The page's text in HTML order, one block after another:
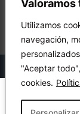
Utilizamos
navegación,
"Aceptar
cookies.
© Copyright